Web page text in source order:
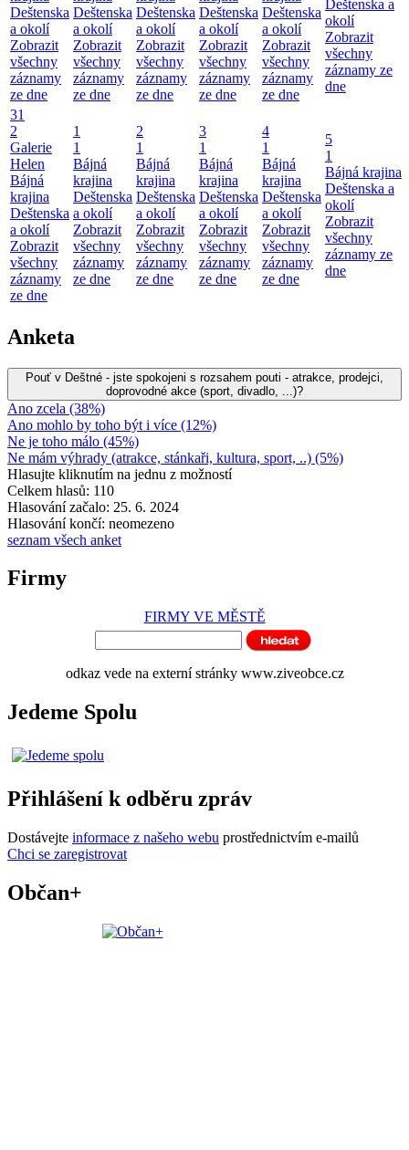
Deštenska
a okolí
Zobrazit
všechny
záznamy
ze dne
Deštenska
a okolí
Zobrazit
všechny
záznamy
ze dne
Deštenska
a okolí
Zobrazit
všechny
záznamy
ze dne
Deštenska
a okolí
Zobrazit
všechny
záznamy
ze dne
Deštenska
a okolí
Zobrazit
všechny
záznamy
ze dne
Deštenska a
okolí
Zobrazit
všechny
záznamy ze
dne
31
2
Galerie
Helen
Bájná
krajina
Deštenska
a okolí
Zobrazit
všechny
záznamy
ze dne
1
1
Bájná
krajina
Deštenska
a okolí
Zobrazit
všechny
záznamy
ze dne
2
1
Bájná
krajina
Deštenska
a okolí
Zobrazit
všechny
záznamy
ze dne
3
1
Bájná
krajina
Deštenska
a okolí
Zobrazit
všechny
záznamy
ze dne
4
1
Bájná
krajina
Deštenska
a okolí
Zobrazit
všechny
záznamy
ze dne
5
1
Bájná krajina
Deštenska a
okolí
Zobrazit
všechny
záznamy ze
dne
Anketa
Pouť v Deštné - jste spokojeni s rozsahem pouti - atrakce, prodejci,
doprovodné akce (sport, divadlo, ...)?
Ano zcela (38%)
Ano mohlo by toho být i více (12%)
Ne je toho málo (45%)
Ne mám výhrady (atrakce, stánkaři, kultura, sport, ..) (5%)
Hlasujte kliknutím na jednu z možností
Celkem hlasů: 110
Hlasování začalo: 25. 6. 2024
Hlasování končí: neomezeno
seznam všech anket
Firmy
FIRMY VE MĚSTĚ
odkaz vede na externí stránky www.ziveobce.cz
Jedeme Spolu
Přihlášení k odběru zpráv
Dostávejte informace z našeho webu prostřednictvím e-mailů
Chci se zaregistrovat
Občan+